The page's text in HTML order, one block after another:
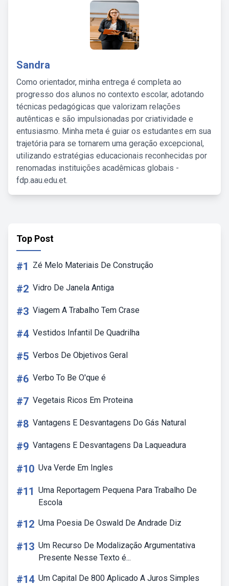
Sandra
Como orientador, minha entrega é completa ao
progresso dos alunos no contexto escolar, adotando
técnicas pedagógicas que valorizam relações
autênticas e são impulsionadas por criatividade e
entusiasmo. Minha meta é guiar os estudantes em sua
trajetória para se tornarem uma geração excepcional,
utilizando estratégias educacionais reconhecidas por
renomadas instituições acadêmicas globais -
fdp.aau.edu.et.
Top Post
#1 Zé Melo Materiais De Construção
#2 Vidro De Janela Antiga
#3 Viagem A Trabalho Tem Crase
#4 Vestidos Infantil De Quadrilha
#5 Verbos De Objetivos Geral
#6 Verbo To Be O'que é
#7 Vegetais Ricos Em Proteina
#8 Vantagens E Desvantagens Do Gás Natural
#9 Vantagens E Desvantagens Da Laqueadura
#10 Uva Verde Em Ingles
#11 Uma Reportagem Pequena Para Trabalho De
Escola
#12 Uma Poesia De Oswald De Andrade Diz
#13 Um Recurso De Modalização Argumentativa
Presente Nesse Texto é...
#14 Um Capital De 800 Aplicado A Juros Simples